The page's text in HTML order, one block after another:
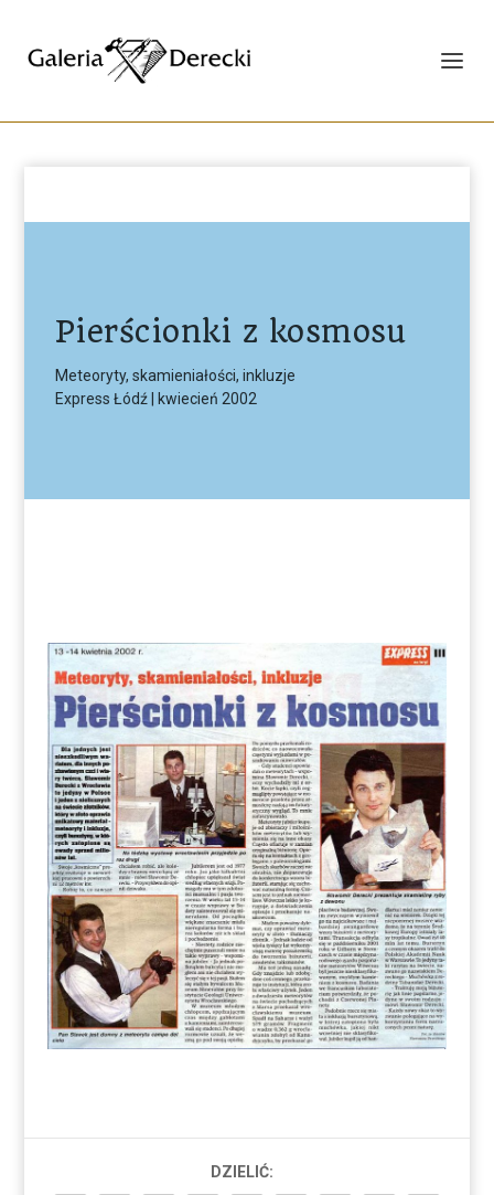
Pierścionki z kosmosu
Meteoryty, skamieniałości, inkluzje
Express Łódź | kwiecień 2002
DZIELIĆ: